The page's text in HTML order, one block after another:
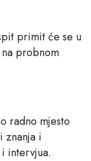
primit će se u
probnom
radno mjesto
znanja i
intervjua.